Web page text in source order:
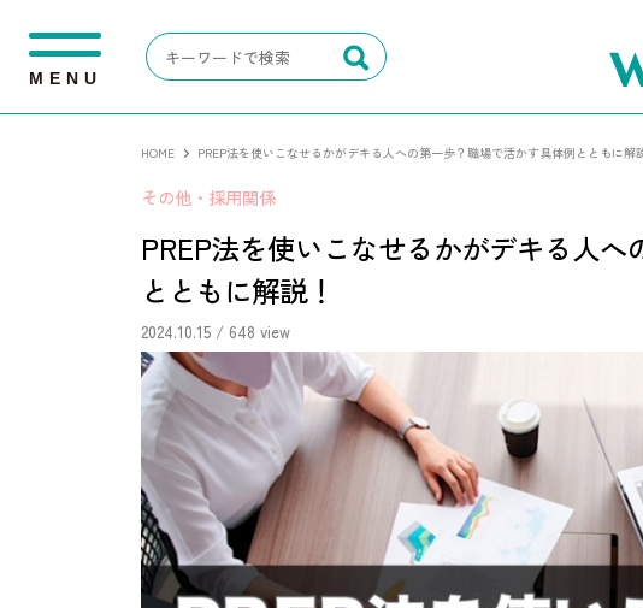
M E N U
HOME PREP法を使いこなせるかがデキる人への第一歩？職場で活かす具体例とともに解
その他・採用関係
PREP法を使いこなせるかがデキる人
とともに解説！
2024.10.15 / 648 view